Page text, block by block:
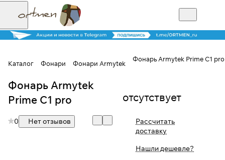
Каталог Фонари Фонари Armytek
Фонарь Armytek Prime C1 pro
Фонарь Armytek
Prime C1 pro
0 Нет отзывов
отсутствует
Рассчитать
доставку
Нашли дешевле?
Для клиентов всех банков
Разбейте
оплату на части